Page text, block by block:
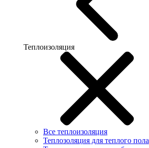
Теплоизоляция
Все теплоизоляция
Теплозоляция для теплого пола